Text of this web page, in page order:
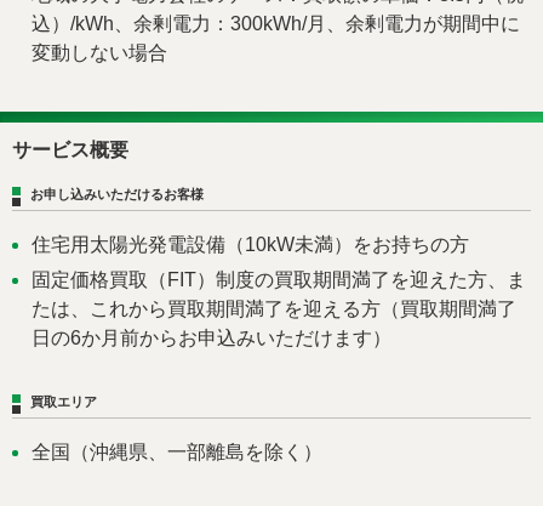
込）/kWh、余剰電力：300kWh/月、余剰電力が期間中に
変動しない場合
サービス概要
お申し込みいただけるお客様
住宅用太陽光発電設備（10kW未満）をお持ちの方
固定価格買取（FIT）制度の買取期間満了を迎えた方、ま
たは、これから買取期間満了を迎える方（買取期間満了
日の6か月前からお申込みいただけます）
買取エリア
全国（沖縄県、一部離島を除く）